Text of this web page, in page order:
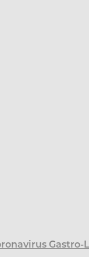
Gastro-